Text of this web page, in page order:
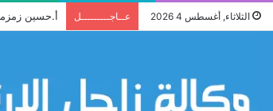
الثلاثاء, أغسطس 4 2026 عــاجـــــــــل قراءة نقدية